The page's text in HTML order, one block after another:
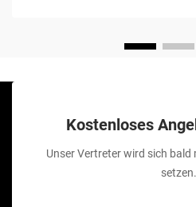
Kostenloses
Unser Vertreter wird sich bald
setzen.